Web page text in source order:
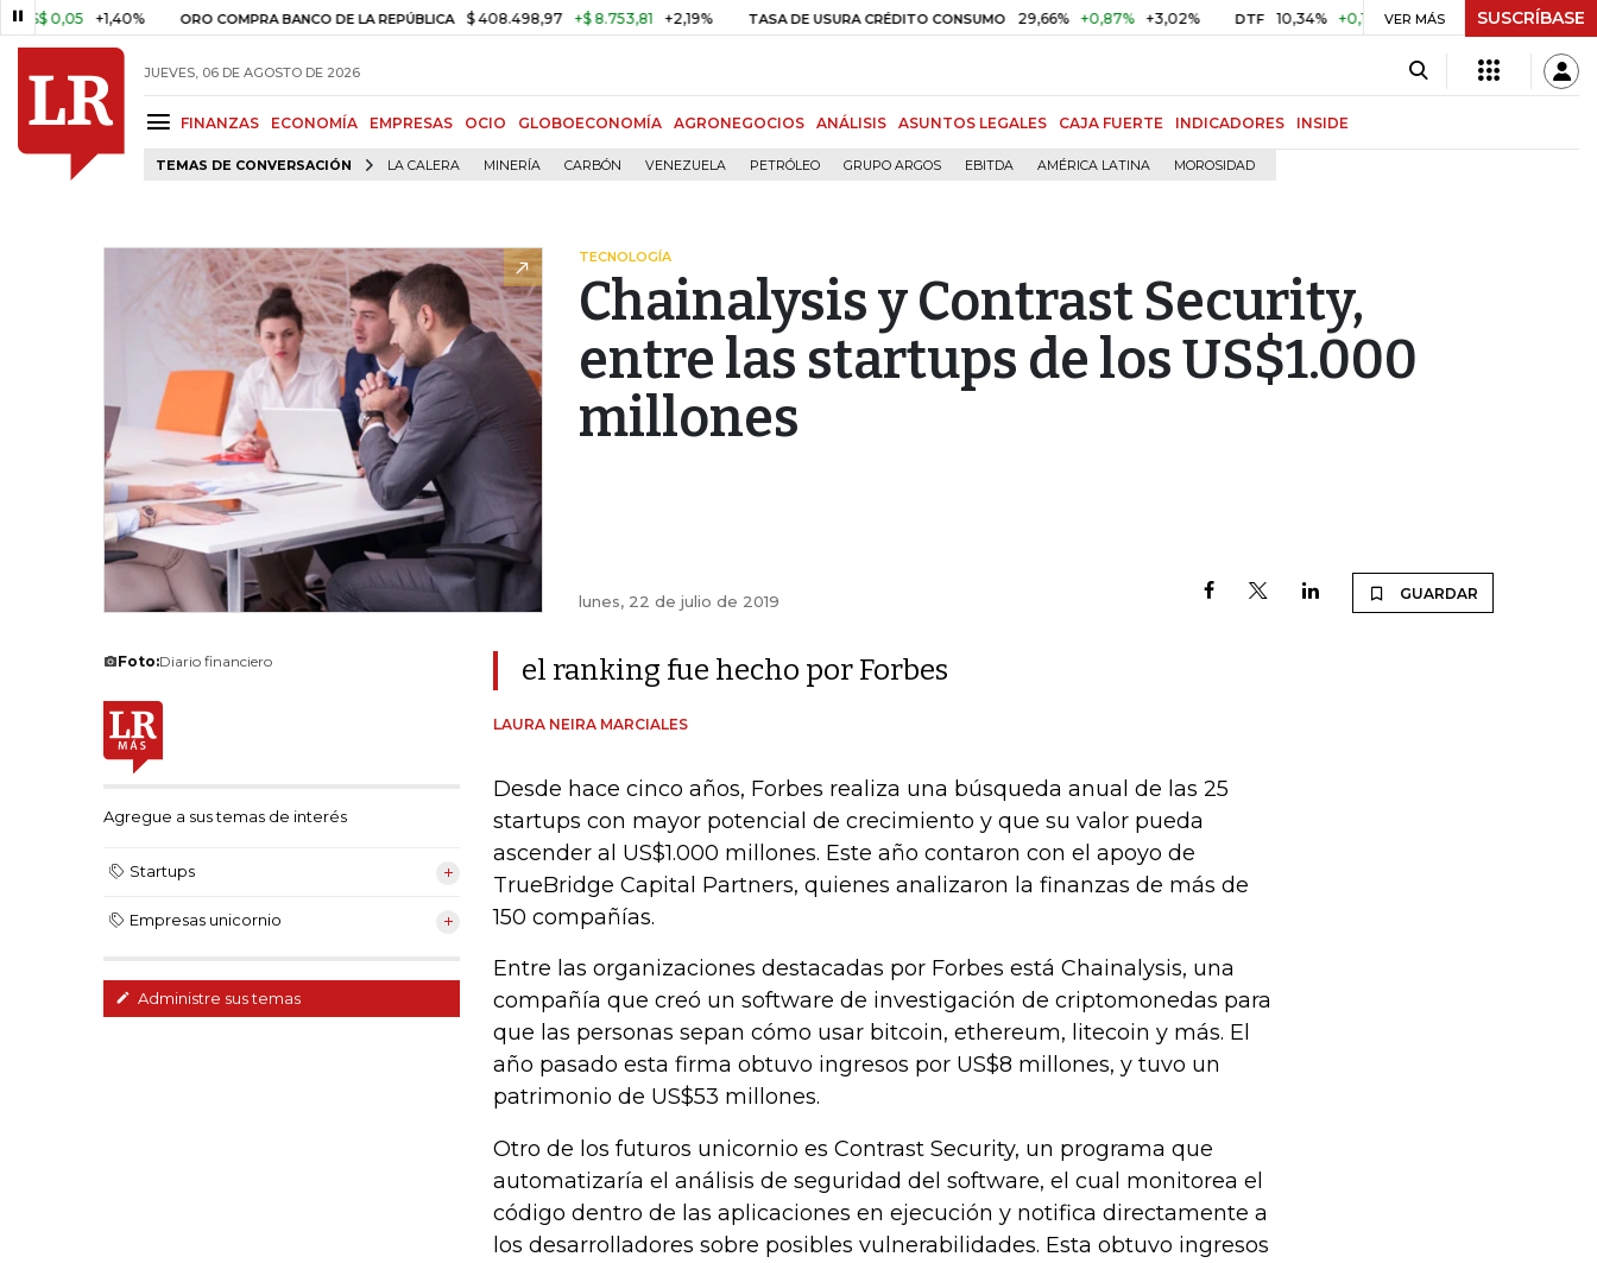
+1,40% ORO COMPRA BANCO DE LA REPÚBLICA $ 408.498,97 +$ 8.753,81 +2,19% TASA DE USURA CRÉDITO CONSUMO 29,66% +0,87% +3,02% DTF 10,34% +0,10% +0,98% UVR $ 416,86 +$ 0,05
VER MÁS SUSCRÍBASE
JUEVES, 06 DE AGOSTO DE 2026
FINANZAS ECONOMÍA EMPRESAS OCIO GLOBOECONOMÍA AGRONEGOCIOS ANÁLISIS ASUNTOS LEGALES CAJA FUERTE INDICADORES INSIDE
TEMAS DE CONVERSACIÓN LA CALERA MINERÍA CARBÓN VENEZUELA PETRÓLEO GRUPO ARGOS EBITDA AMÉRICA LATINA MOROSIDAD
TECNOLOGÍA
Chainalysis y Contrast Security,
entre las startups de los US$1.000
millones
lunes, 22 de julio de 2019 GUARDAR
Foto:Diario financiero
Agregue a sus temas de interés
Startups
Empresas unicornio
Administre sus temas
el ranking fue hecho por Forbes
LAURA NEIRA MARCIALES
Desde hace cinco años, Forbes realiza una búsqueda anual de las 25
startups con mayor potencial de crecimiento y que su valor pueda
ascender al US$1.000 millones. Este año contaron con el apoyo de
TrueBridge Capital Partners, quienes analizaron la finanzas de más de
150 compañías.
Entre las organizaciones destacadas por Forbes está Chainalysis, una
compañía que creó un software de investigación de criptomonedas para
que las personas sepan cómo usar bitcoin, ethereum, litecoin y más. El
año pasado esta firma obtuvo ingresos por US$8 millones, y tuvo un
patrimonio de US$53 millones.
Otro de los futuros unicornio es Contrast Security, un programa que
automatizaría el análisis de seguridad del software, el cual monitorea el
código dentro de las aplicaciones en ejecución y notifica directamente a
los desarrolladores sobre posibles vulnerabilidades. Esta obtuvo ingresos